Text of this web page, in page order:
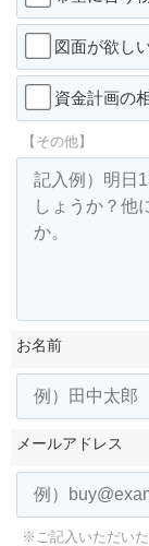
図面が欲し
資金計画の
【その他】
お名前
メールアドレス
※ご記入いただい